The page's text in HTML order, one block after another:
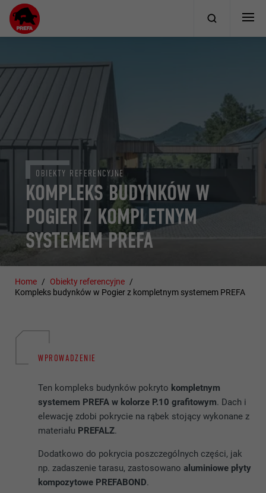
KOMPLEKS BUDYNKÓW W
POGIER Z KOMPLETNYM
SYSTEMEM PREFA
OBIEKTY REFERENCYJNE
Home
Obiekty referencyjne
Kompleks budynków w Pogier z kompletnym systemem PREFA
WPROWADZENIE
Ten kompleks budynków pokryto kompletnym
systemem PREFA w kolorze P.10 grafitowym. Dach i
elewację zdobi pokrycie na rąbek stojący wykonane z
materiału PREFALZ.
Dodatkowo do pokrycia poszczególnych części, jak
np. zadaszenie tarasu, zastosowanoaluminiowe płyty
kompozytowe PREFABOND.